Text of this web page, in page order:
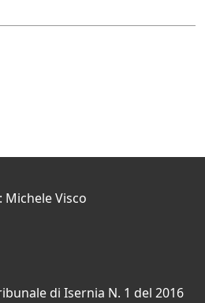
Visco
di Isernia N. 1 del 2016